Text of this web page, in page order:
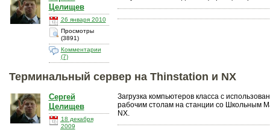
Целищев
26 января 2010
Просмотры
(3891)
Комментарии
(7)
Терминальный сервер на Thinstation и NX
Сергей
Целищев
18 декабря
2009
Загрузка компьютеров класса с
рабочим столам на станции со Школьным
NX.